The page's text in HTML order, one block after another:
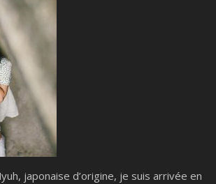
japonaise d’origine, je suis arrivée en